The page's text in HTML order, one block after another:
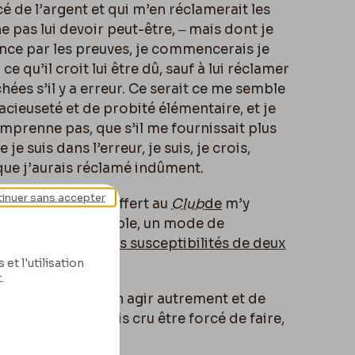
de l’argent et qui m’en réclamerait les
pas lui devoir peut-être, ‒ mais dont je
par les preuves, je commencerais je
ce qu’il croit lui être dû, sauf à lui réclamer
s’il y a erreur. Ce serait ce me semble
et de probité élémentaire, et je
pas, que s’il me fournissait plus
suis dans l’erreur, je suis, je crois,
j’aurais réclamé indûment.
, j’avais même offert au Clubde m’y
ce me semble, un mode de
qui satisfaisait les susceptibilités de deux
.
d’être forcé d’en agir autrement et de
je n’aurais jamais cru être forcé de faire,
et l'utilisation
sans accepter